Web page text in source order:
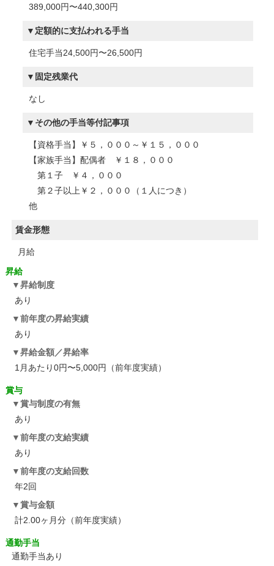
389,000円〜440,300円
定額的に支払われる手当
住宅手当24,500円〜26,500円
固定残業代
なし
その他の手当等付記事項
【資格手当】￥５，０００～￥１５，０００
【家族手当】配偶者 ￥１８，０００
第１子 ￥４，０００
第２子以上￥２，０００（１人につき）
他
賃金形態
月給
昇給
昇給制度
あり
前年度の昇給実績
あり
昇給金額／昇給率
1月あたり0円〜5,000円（前年度実績）
賞与
賞与制度の有無
あり
前年度の支給実績
あり
前年度の支給回数
年2回
賞与金額
計2.00ヶ月分（前年度実績）
通勤手当
通勤手当あり